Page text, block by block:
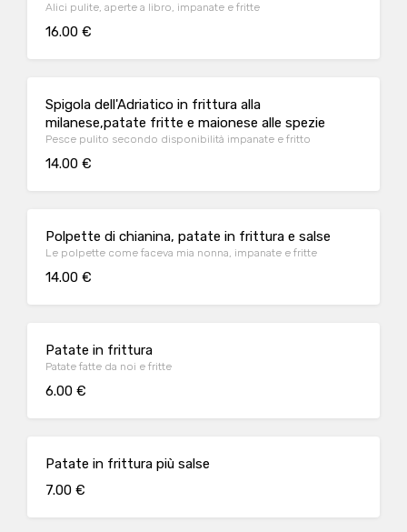
Alici pulite, aperte a libro, impanate e fritte
16.00 €
Spigola dell'Adriatico in frittura alla
milanese,patate fritte e maionese alle spezie
Pesce pulito secondo disponibilità impanate e fritto
14.00 €
Polpette di chianina, patate in frittura e salse
Le polpette come faceva mia nonna, impanate e fritte
14.00 €
Patate in frittura
Patate fatte da noi e fritte
6.00 €
Patate in frittura più salse
7.00 €